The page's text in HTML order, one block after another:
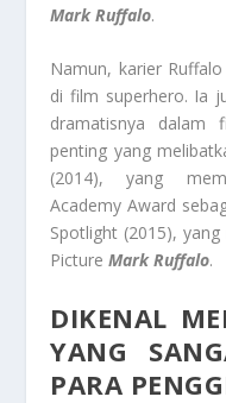
Mark Ruffalo.
Namun, karier
di film superhero. Ia
dramatisnya dalam
penting yang
(2014), yang
Academy Award
Spotlight (2015),
Picture Mark Ruffalo.
DIKENAL
YANG
PARA